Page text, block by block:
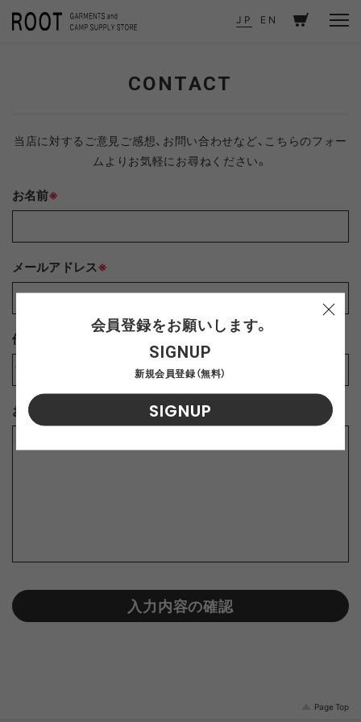
JP EN
TOP CONTACT
CONTACT
当店に対するご意見ご感想、お問い合わせなど、こちらのフォー
ムよりお気軽にお尋ねください。
お名前※
メールアドレス※
件名
お問合せ内容
入力内容の確認
Page Top
会員登録をお願いします。
SIGNUP
新規会員登録（無料）
SIGNUP